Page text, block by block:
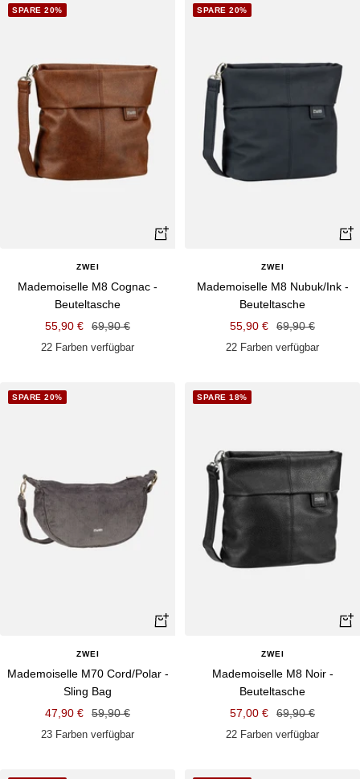
SPARE 20%
Schnellansicht
ZWEI
Mademoiselle M8 Cognac -
Beuteltasche
Angebotspreis
55,90 €
Regulärer
Preis
69,90 €
22 Farben verfügbar
SPARE 20%
ZWEI
Mademoiselle M8 Nubuk/Ink -
Beuteltasche
Angebotspreis
55,90 €
Regulärer
Preis
69,90 €
22 Farben verfügbar
SPARE 20%
Schnellansicht
ZWEI
Mademoiselle M70 Cord/Polar -
Sling Bag
Angebotspreis
47,90 €
Regulärer
Preis
59,90 €
23 Farben verfügbar
SPARE 18%
ZWEI
Mademoiselle M8 Noir -
Beuteltasche
Angebotspreis
57,00 €
Regulärer
Preis
69,90 €
22 Farben verfügbar